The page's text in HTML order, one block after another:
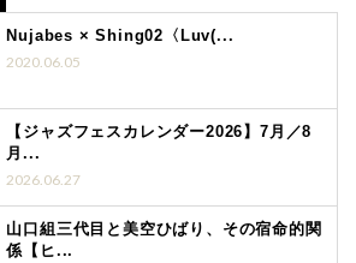
Nujabes × Shing02〈Luv(...
2020.06.05
【ジャズフェスカレンダー2026】7月／8
月...
2026.06.27
山口組三代目と美空ひばり、その宿命的関
係【ヒ...